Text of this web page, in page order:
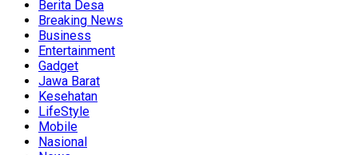
Berita Desa
Breaking News
Business
Entertainment
Gadget
Jawa Barat
Kesehatan
LifeStyle
Mobile
Nasional